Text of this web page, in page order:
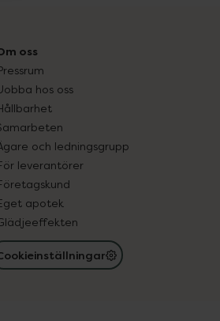
oss
hos oss
och ledningsgrupp
leverantörer
apotek